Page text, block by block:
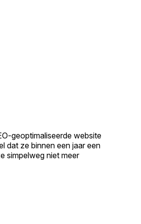
geoptimaliseerde website
dat ze binnen een jaar een
simpelweg niet meer